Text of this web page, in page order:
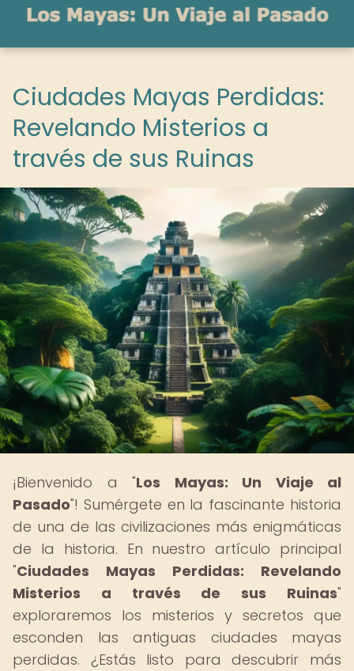
Ciudades Mayas Perdidas:
Revelando Misterios a
través de sus Ruinas
¡Bienvenido a "Los Mayas: Un Viaje al
Pasado"! Sumérgete en la fascinante historia
de una de las civilizaciones más enigmáticas
de la historia. En nuestro artículo principal
"Ciudades Mayas Perdidas: Revelando
Misterios a través de sus Ruinas"
exploraremos los misterios y secretos que
esconden las antiguas ciudades mayas
perdidas. ¿Estás listo para descubrir más